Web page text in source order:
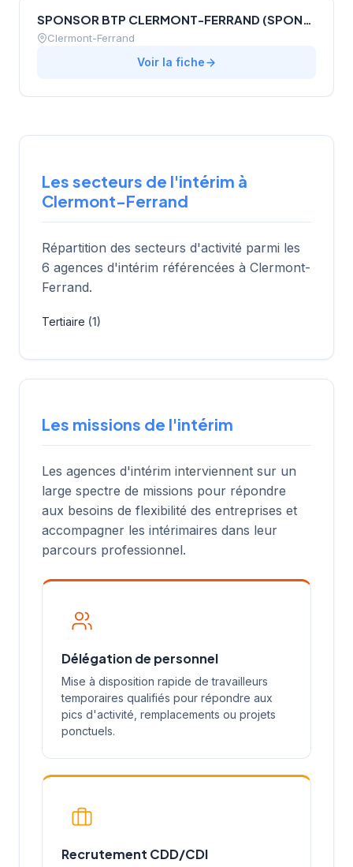
SPONSOR BTP CLERMONT-FERRAND (SPONSOR BTP CLERMONT-FERRAND)
Clermont-Ferrand
Voir la fiche
Les secteurs de l'intérim à
Clermont-Ferrand
Répartition des secteurs d'activité parmi les
6 agences d'intérim référencées à Clermont-
Ferrand.
Tertiaire (1)
Les missions de l'intérim
Les agences d'intérim interviennent sur un
large spectre de missions pour répondre
aux besoins de flexibilité des entreprises et
accompagner les intérimaires dans leur
parcours professionnel.
Délégation de personnel
Mise à disposition rapide de travailleurs
temporaires qualifiés pour répondre aux
pics d'activité, remplacements ou projets
ponctuels.
Recrutement CDD/CDI